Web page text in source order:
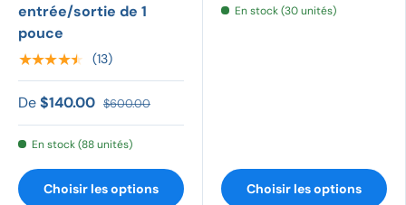
entrée/sortie de 1
pouce
★★★★★ (13)
De$140.00 $600.00
En stock (88 unités)
Choisir les options
En stock (30 unités)
Choisir les options